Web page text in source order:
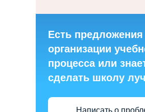
Есть
организации
процесса или
сделать школу